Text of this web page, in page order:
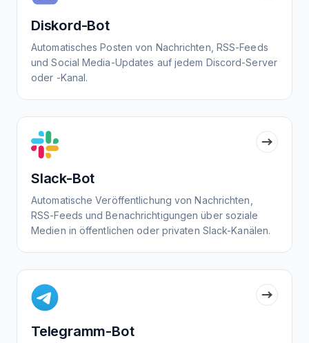
Diskord-Bot
Automatisches Posten von Nachrichten, RSS-Feeds
und Social Media-Updates auf jedem Discord-Server
oder -Kanal.
Slack-Bot
Automatische Veröffentlichung von Nachrichten,
RSS-Feeds und Benachrichtigungen über soziale
Medien in öffentlichen oder privaten Slack-Kanälen.
Telegramm-Bot